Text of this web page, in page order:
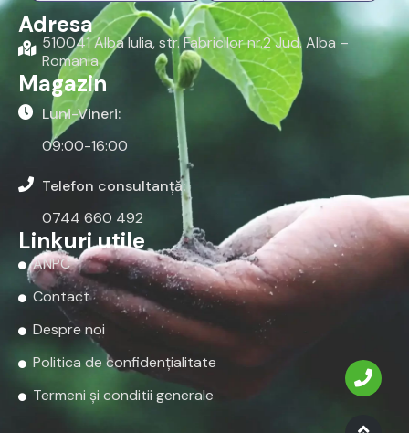
Adresa
510041 Alba Iulia, str. Fabricilor nr.2 Jud. Alba –
Romania
Magazin
Luni-Vineri:
09:00-16:00
Telefon consultanță:
0744 660 492
Linkuri utile
ANPC
Contact
Despre noi
Politica de confidențialitate
Termeni și conditii generale